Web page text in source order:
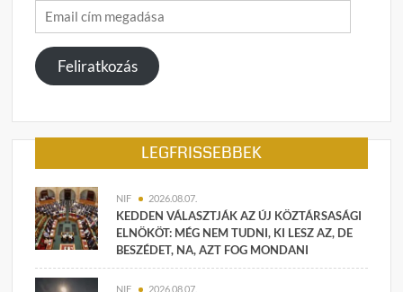
Email
cím
megadása
Feliratkozás
LEGFRISSEBBEK
NIF 2026.08.07.
KEDDEN VÁLASZTJÁK AZ ÚJ KÖZTÁRSASÁGI
ELNÖKÖT: MÉG NEM TUDNI, KI LESZ AZ, DE
BESZÉDET, NA, AZT FOG MONDANI
NIF 2026.08.07.